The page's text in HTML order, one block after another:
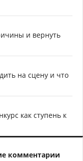
и вернуть
на сцену и что
как ступень к
комментарии